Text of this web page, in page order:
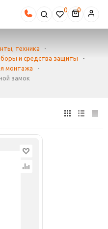
0
техника
-
и средства защиты
-
монтажа
-
замок